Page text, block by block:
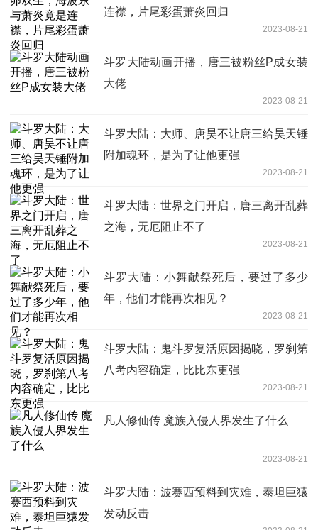
连襟，片尾彩蛋萧炎回归
2023-08-21
斗罗大陆动画开播，唐三被粉丝P成女装
大佬
2023-08-21
斗罗大陆：大师、唐昊不让唐三给昊天锤
附加魂环，是为了让他更强
2023-08-21
斗罗大陆：世界之门开启，唐三离开乱葬
之海，无厄阻止不了
2023-08-21
斗罗大陆：小舞献祭死后，要过了多少
年，他们才能再次相见？
2023-08-21
斗罗大陆：鬼斗罗复活原因揭晓，罗刹第
八考内容确定，比比东更强
2023-08-21
凡人修仙传 魔族入侵人界发生了什么
2023-08-21
斗罗大陆：波赛西预料到灾难，泰坦巨猿
发动反击